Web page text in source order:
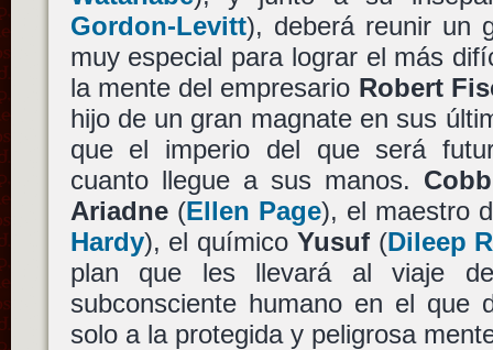
Gordon-Levitt), deberá reunir un
muy especial para lograr el más
la mente del empresario Robert
hijo de un gran magnate en sus
que el imperio del que será
cuanto llegue a sus manos. Cobb
Ariadne(Ellen Page), el maestro
Hardy), el químico Yusuf(Dileep
plan que les llevará al viaje
subconsciente humano en el que
solo a la protegida y peligrosa